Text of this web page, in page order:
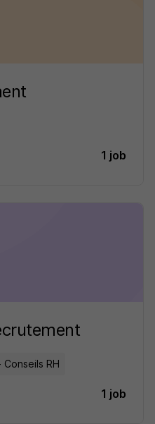
1 job
RH
1 job